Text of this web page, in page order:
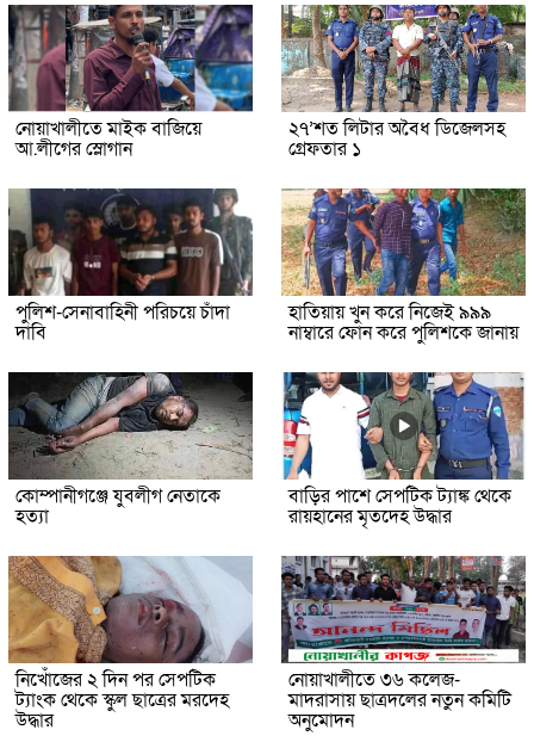
নোয়াখালীতে মাইক বাজিয়ে
আ.লীগের স্লোগান
২৭’শত লিটার অবৈধ ডিজেলসহ
গ্রেফতার ১
পুলিশ-সেনাবাহিনী পরিচয়ে চাঁদা
দাবি
হাতিয়ায় খুন করে নিজেই ৯৯৯
নাম্বারে ফোন করে পুলিশকে জানায়
কোম্পানীগঞ্জে যুবলীগ নেতাকে
হত্যা
বাড়ির পাশে সেপটিক ট্যাঙ্ক থেকে
রায়হানের মৃতদেহ উদ্ধার
নিখোঁজের ২ দিন পর সেপটিক
ট্যাংক থেকে স্কুল ছাত্রের মরদেহ
উদ্ধার
নোয়াখালীতে ৩৬ কলেজ-
মাদরাসায় ছাত্রদলের নতুন কমিটি
অনুমোদন